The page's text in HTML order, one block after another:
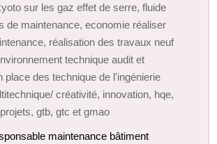
sur les gaz effet de serre, fluide
de maintenance, economie réaliser
réalisation des travaux neuf
technique audit et
place des technique de l'ingénierie
créativité, innovation, hqe,
gtb, gtc et gmao
maintenance bâtiment